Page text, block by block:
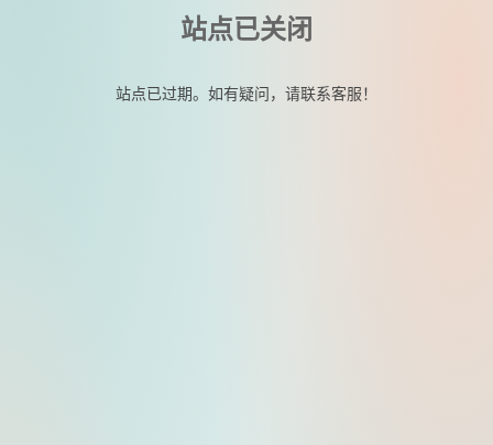
站点已关闭
站点已过期。如有疑问，请联系客服！